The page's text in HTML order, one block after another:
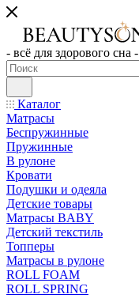
- всё для здорового сна -
Каталог
Матрасы
Беспружинные
Пружинные
В рулоне
Кровати
Подушки и одеяла
Детские товары
Матрасы BABY
Детский текстиль
Топперы
Матрасы в рулоне
ROLL FOAM
ROLL SPRING